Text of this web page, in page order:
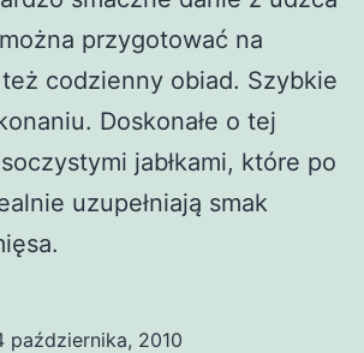
przygotować na
codzienny obiad. Szybkie
Doskonałe o tej
jabłkami, które po
uzupełniają smak
października, 2010